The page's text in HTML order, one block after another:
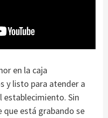
en la caja
y listo para atender a
establecimiento. Sin
que está grabando se